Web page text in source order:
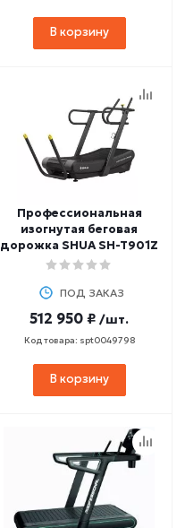
В корзину
Профессиональная
изогнутая беговая
дорожка SHUA SH-T901Z
ПОД ЗАКАЗ
512 950 ₽ /шт.
Код товара: spt0049798
В корзину